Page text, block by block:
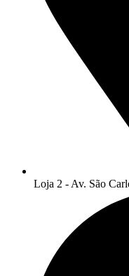
Loja 2 - Av. São